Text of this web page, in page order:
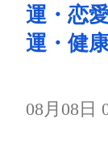
運・恋
運・健
08月08日